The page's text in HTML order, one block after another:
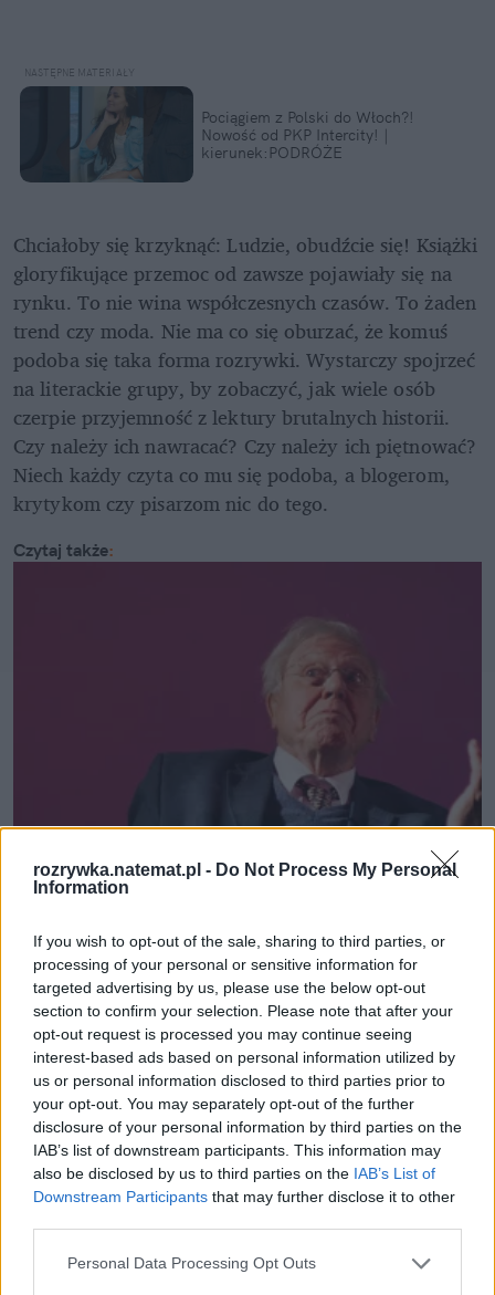
rozrywka.natemat.pl - Do Not Process My Personal
Information
If you wish to opt-out of the sale, sharing to third parties, or
processing of your personal or sensitive information for
targeted advertising by us, please use the below opt-out
section to confirm your selection. Please note that after your
opt-out request is processed you may continue seeing
interest-based ads based on personal information utilized by
us or personal information disclosed to third parties prior to
your opt-out. You may separately opt-out of the further
disclosure of your personal information by third parties on the
IAB’s list of downstream participants. This information may
also be disclosed by us to third parties on the IAB’s List of
Downstream Participants that may further disclose it to other
Personal Data Processing Opt Outs
Pociągiem z Polski do Włoch?!
Nowość od PKP Intercity! |
kierunek:PODRÓŻE
Chciałoby się krzyknąć: Ludzie, obudźcie się! Książki
gloryfikujące przemoc od zawsze pojawiały się na
rynku. To nie wina współczesnych czasów. To żaden
trend czy moda. Nie ma co się oburzać, że komuś
podoba się taka forma rozrywki. Wystarczy spojrzeć
na literackie grupy, by zobaczyć, jak wiele osób
czerpie przyjemność z lektury brutalnych historii.
Czy należy ich nawracać? Czy należy ich piętnować?
Niech każdy czyta co mu się podoba, a blogerom,
krytykom czy pisarzom nic do tego.
Czytaj także:
Człowiek: największy pasożyt na
naszej planecie? Ta książka Davida
Attenborougha wstrząśnie każdym
*Piotr Borlik, rocznik 1986, inżynier po Uniwersytecie
Technologiczno-Przyrodniczym. Mistrz Holandii, a
także laureat trzeciego miejsca w otwartych
mistrzostwach Czech w grach logicznych. Otrzymał
stypendium prezydenta Bydgoszczy dla osób
zajmujących się twórczością artystyczną oraz